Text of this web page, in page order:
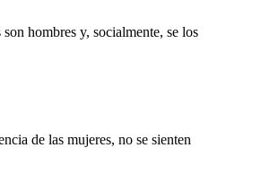
hombres y, socialmente, se los
de las mujeres, no se sienten